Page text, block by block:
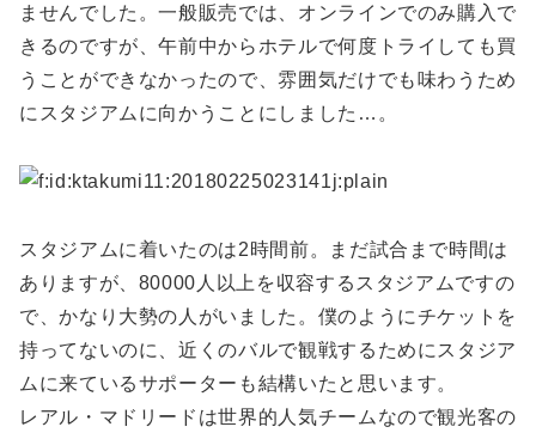
ませんでした。一般販売では、オンラインでのみ購入で
きるのですが、午前中からホテルで何度トライしても買
うことができなかったので、雰囲気だけでも味わうため
にスタジアムに向かうことにしました…。
スタジアムに着いたのは2時間前。まだ試合まで時間は
ありますが、80000人以上を収容するスタジアムですの
で、かなり大勢の人がいました。僕のようにチケットを
持ってないのに、近くのバルで観戦するためにスタジア
ムに来ているサポーターも結構いたと思います。
レアル・マドリードは世界的人気チームなので観光客の